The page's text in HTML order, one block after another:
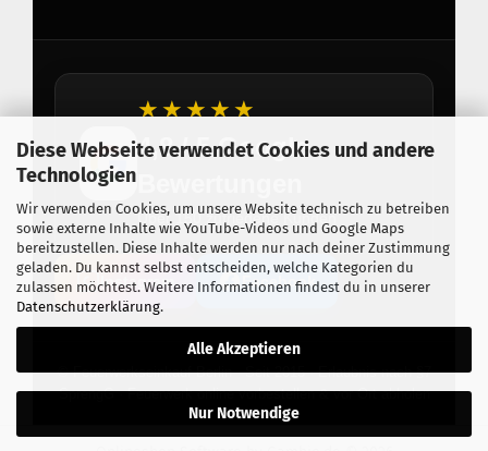
Diese Webseite verwendet Cookies und andere
Technologien
Wir verwenden Cookies, um unsere Website technisch zu betreiben
sowie externe Inhalte wie YouTube-Videos und Google Maps
bereitzustellen. Diese Inhalte werden nur nach deiner Zustimmung
geladen. Du kannst selbst entscheiden, welche Kategorien du
zulassen möchtest. Weitere Informationen findest du in unserer
Datenschutzerklärung.
Alle Akzeptieren
Nur Notwendige
★★★★★
4,8 / 5 Google
Über 150 zufriedene Kunden
Instagram Facebook
© Feuerwerkseinkauf Berlin · Seit 2015 · Erlaubnis nach §7
SprengG · Feuerwerk online vorbestellen & vor Ort abholen